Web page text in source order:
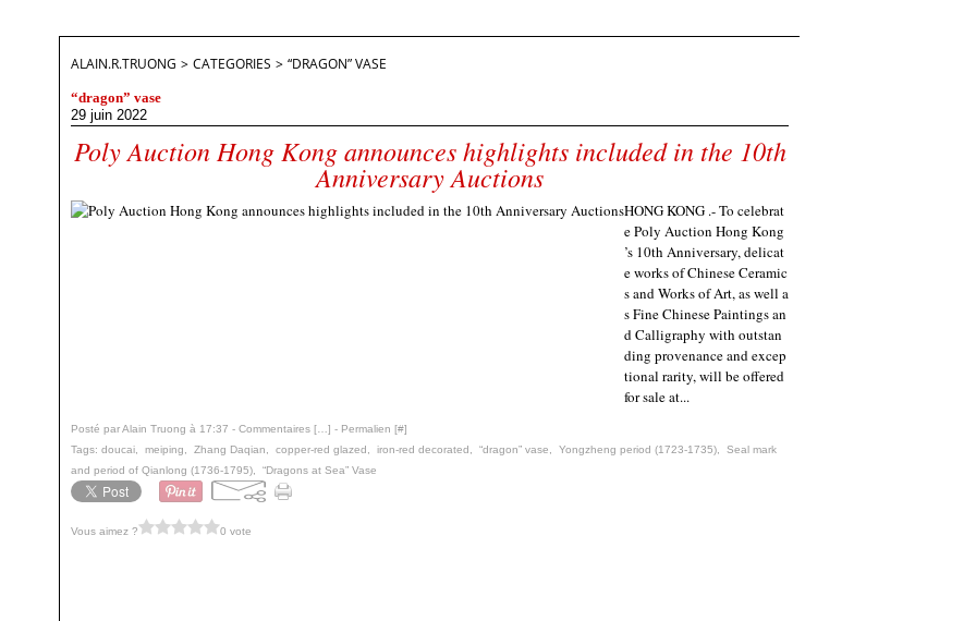
ALAIN.R.TRUONG > CATEGORIES > “DRAGON” VASE
“dragon” vase
29 juin 2022
Poly Auction Hong Kong announces highlights included in the 10th
Anniversary Auctions
HONG KONG .- To celebrat
e Poly Auction Hong Kong
’s 10th Anniversary, delicat
e works of Chinese Ceramic
s and Works of Art, as well a
s Fine Chinese Paintings an
d Calligraphy with outstan
ding provenance and excep
tional rarity, will be offered
for sale at...
Posté par Alain Truong à 17:37 - Commentaires [ ] - Permalien [#]
Tags: doucai meiping Zhang Daqian copper-red glazed iron-red decorated “dragon” vase Yongzheng period (1723-1735)
Seal mark
and period of Qianlong (1736-1795)
“Dragons at Sea” Vase
Vous aimez ? 0 vote